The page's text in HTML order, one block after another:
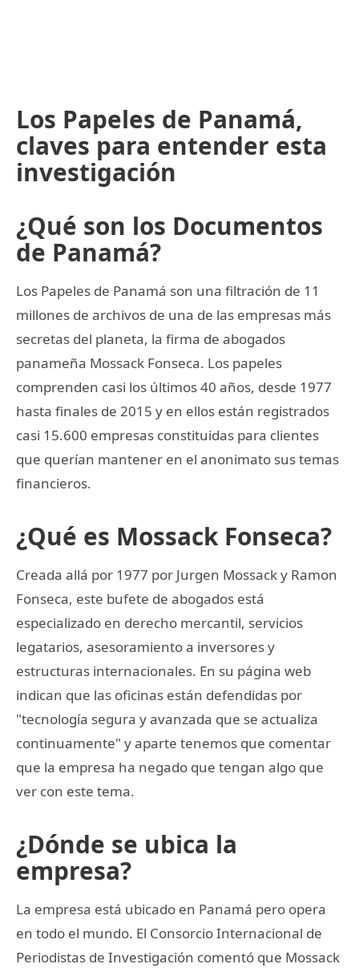
Los Papeles de Panamá,
claves para entender esta
investigación
¿Qué son los Documentos
de Panamá?
Los Papeles de Panamá son una filtración de 11
millones de archivos de una de las empresas más
secretas del planeta, la firma de abogados
panameña Mossack Fonseca. Los papeles
comprenden casi los últimos 40 años, desde 1977
hasta finales de 2015 y en ellos están registrados
casi 15.600 empresas constituidas para clientes
que querían mantener en el anonimato sus temas
financieros.
¿Qué es Mossack Fonseca?
Creada allá por 1977 por Jurgen Mossack y Ramon
Fonseca, este bufete de abogados está
especializado en derecho mercantil, servicios
legatarios, asesoramiento a inversores y
estructuras internacionales. En su página web
indican que las oficinas están defendidas por
"tecnología segura y avanzada que se actualiza
continuamente" y aparte tenemos que comentar
que la empresa ha negado que tengan algo que
ver con este tema.
¿Dónde se ubica la
empresa?
La empresa está ubicado en Panamá pero opera
en todo el mundo. El Consorcio Internacional de
Periodistas de Investigación comentó que Mossack